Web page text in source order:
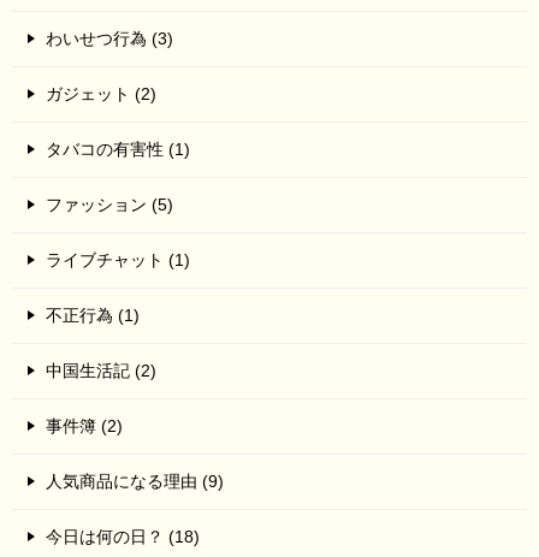
わいせつ行為 (3)
ガジェット (2)
タバコの有害性 (1)
ファッション (5)
ライブチャット (1)
不正行為 (1)
中国生活記 (2)
事件簿 (2)
人気商品になる理由 (9)
今日は何の日？ (18)